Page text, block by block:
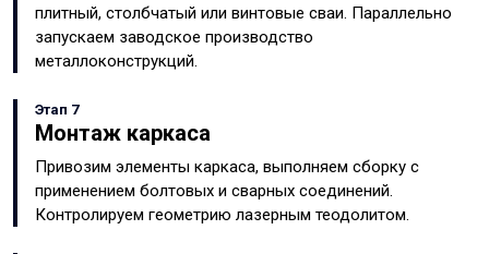
плитный, столбчатый или винтовые сваи. Параллельно
запускаем заводское производство
металлоконструкций.
Этап 7
Монтаж каркаса
Привозим элементы каркаса, выполняем сборку с
применением болтовых и сварных соединений.
Контролируем геометрию лазерным теодолитом.